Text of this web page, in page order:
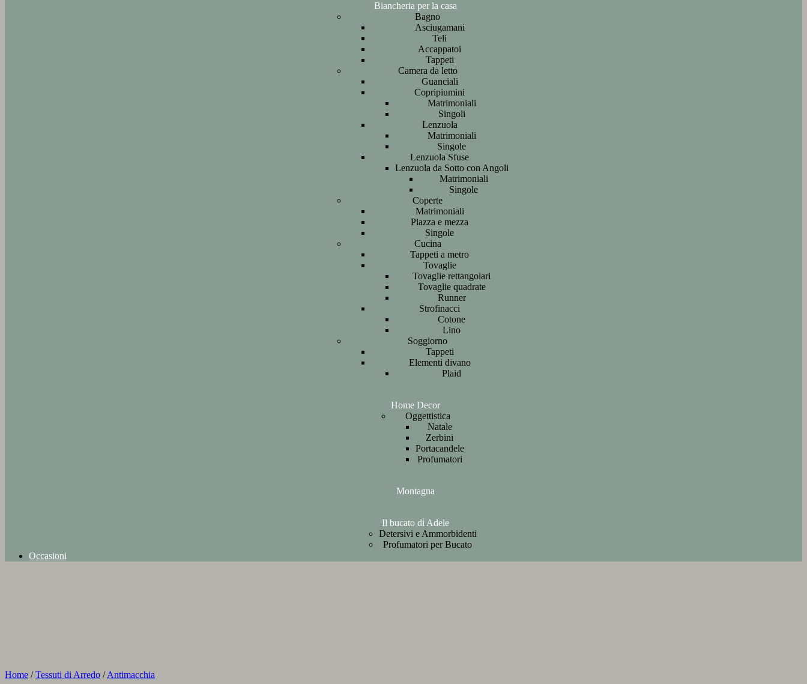
Biancheria per la casa
Bagno
Asciugamani
Teli
Accappatoi
Tappeti
Camera da letto
Guanciali
Copripiumini
Matrimoniali
Singoli
Lenzuola
Matrimoniali
Singole
Lenzuola Sfuse
Lenzuola da Sotto con Angoli
Matrimoniali
Singole
Coperte
Matrimoniali
Piazza e mezza
Singole
Cucina
Tappeti a metro
Tovaglie
Tovaglie rettangolari
Tovaglie quadrate
Runner
Strofinacci
Cotone
Lino
Soggiorno
Tappeti
Elementi divano
Plaid
Home Decor
Oggettistica
Natale
Zerbini
Portacandele
Profumatori
Montagna
Il bucato di Adele
Detersivi e Ammorbidenti
Profumatori per Bucato
Occasioni
Home / Tessuti di Arredo / Antimacchia